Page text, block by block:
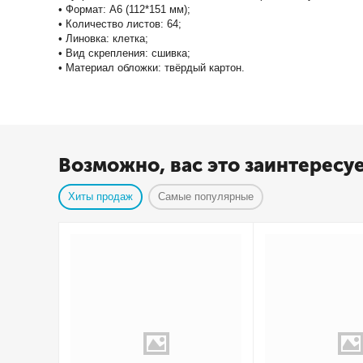
• Формат: А6 (112*151 мм);
• Количество листов: 64;
• Линовка: клетка;
• Вид скрепления: сшивка;
• Материал обложки: твёрдый картон.
Возможно, вас это
Хиты продаж Самые популярные